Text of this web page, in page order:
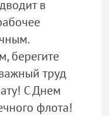
в
берегите
труд
С Днем
флота!